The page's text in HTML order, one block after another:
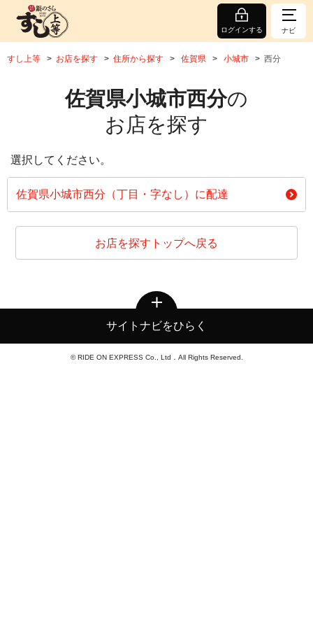
ログインする ナビ
すし上等 お店を探す 住所から探す 佐賀県 小城市 西分
佐賀県小城市西分の
お店を探す
選択してください。
佐賀県小城市西分（丁目・字なし）に配達
お店を探すトップへ戻る
サイトナビをひらく
© RIDE ON EXPRESS Co., Ltd．All Rights Reserved.